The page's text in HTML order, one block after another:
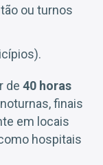
ou turnos
de 40 horas
finais
em locais
hospitais